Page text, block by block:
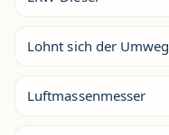
Lohnt sich der Umweg
Luftmassenmesser